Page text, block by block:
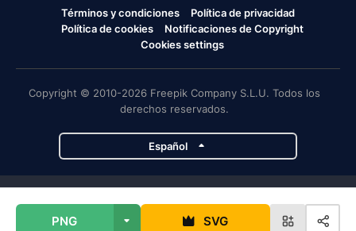
PNG SVG
Términos y condiciones
Política de privacidad
Política de cookies
Notificaciones de Copyright
Cookies settings
Copyright © 2010-2026 Freepik Company S.L.U. Todos los
derechos reservados.
Español